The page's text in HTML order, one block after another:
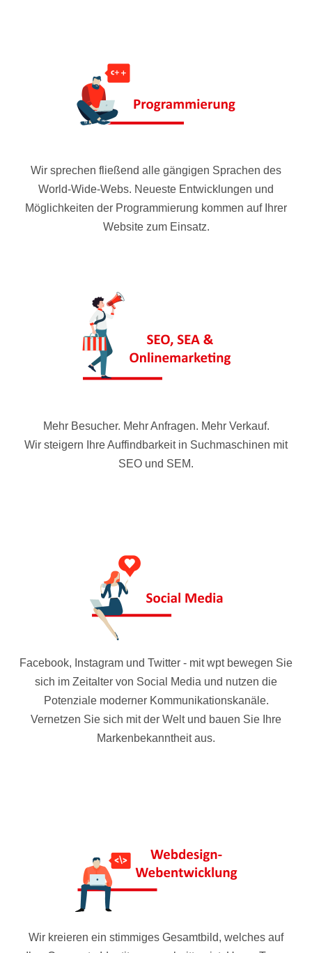
Wir sprechen fließend alle gängigen Sprachen des
World-Wide-Webs. Neueste Entwicklungen und
Möglichkeiten der Programmierung kommen auf Ihrer
Website zum Einsatz.
Mehr Besucher. Mehr Anfragen. Mehr Verkauf.
Wir steigern Ihre Auffindbarkeit in Suchmaschinen mit
SEO und SEM.
Facebook, Instagram und Twitter - mit wpt bewegen Sie
sich im Zeitalter von Social Media und nutzen die
Potenziale moderner Kommunikationskanäle.
Vernetzen Sie sich mit der Welt und bauen Sie Ihre
Markenbekanntheit aus.
Wir kreieren ein stimmiges Gesamtbild, welches auf